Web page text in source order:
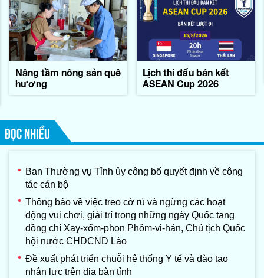
Nâng tầm nông sản quê
hương
Lịch thi đấu bán kết
ASEAN Cup 2026
ĐỌC NHIỀU
Ban Thường vụ Tỉnh ủy công bố quyết định về công
tác cán bộ
Thông báo về việc treo cờ rủ và ngừng các hoạt
động vui chơi, giải trí trong những ngày Quốc tang
đồng chí Xay-xổm-phon Phôm-vi-hản, Chủ tịch Quốc
hội nước CHDCND Lào
Đề xuất phát triển chuỗi hệ thống Y tế và đào tạo
nhân lực trên địa bàn tỉnh